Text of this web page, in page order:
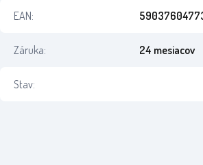
EAN:
Záruka: 24 mesiacov
Stav: